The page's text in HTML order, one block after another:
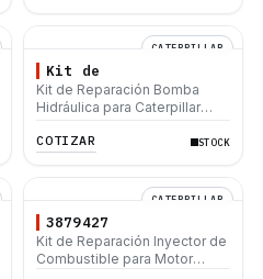
CATERPILLAR
Kit de
Kit de Reparación Bomba
Hidráulica para Caterpillar
COTIZAR
STOCK
CATERPILLAR
3879427
Kit de Reparación Inyector de
Combustible para Motor